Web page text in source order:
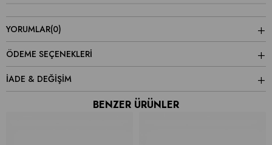
YORUMLAR(0)
ÖDEME SEÇENEKLERI
İADE & DEĞİŞİM
BENZER ÜRÜNLER